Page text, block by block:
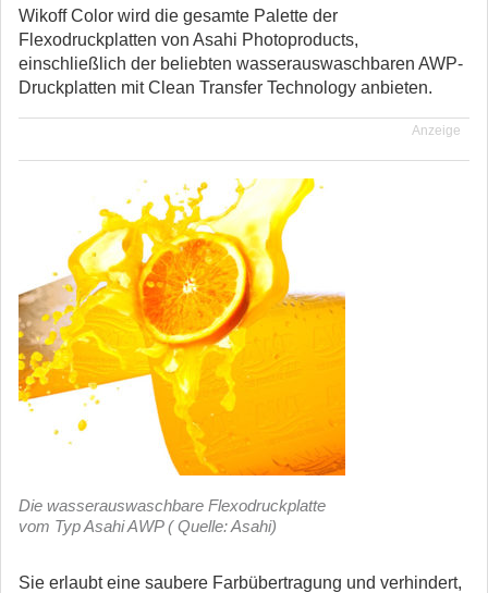
Wikoff Color wird die gesamte Palette der
Flexodruckplatten von Asahi Photoproducts,
einschließlich der beliebten wasserauswaschbaren AWP-
Druckplatten mit Clean Transfer Technology anbieten.
Anzeige
Die wasserauswaschbare Flexodruckplatte
vom Typ Asahi AWP ( Quelle: Asahi)
Sie erlaubt eine saubere Farbübertragung und verhindert,